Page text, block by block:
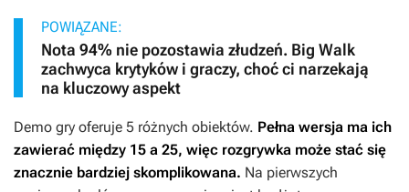
POWIĄZANE:
Nota 94% nie pozostawia złudzeń. Big Walk
zachwyca krytyków i graczy, choć ci narzekają
na kluczowy aspekt
Demo gry oferuje 5 różnych obiektów. Pełna wersja ma ich
zawierać między 15 a 25, więc rozgrywka może stać się
znacznie bardziej skomplikowana. Na pierwszych